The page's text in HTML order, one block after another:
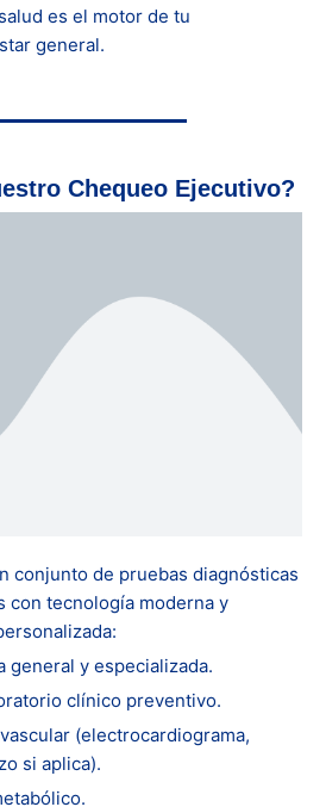
es el motor de tu
general.
Chequeo Ejecutivo?
conjunto de pruebas diagnósticas
con tecnología moderna y
general y especializada.
clínico preventivo.
(electrocardiograma,
si aplica).